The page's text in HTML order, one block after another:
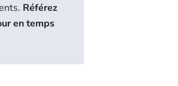
Référez
en temps